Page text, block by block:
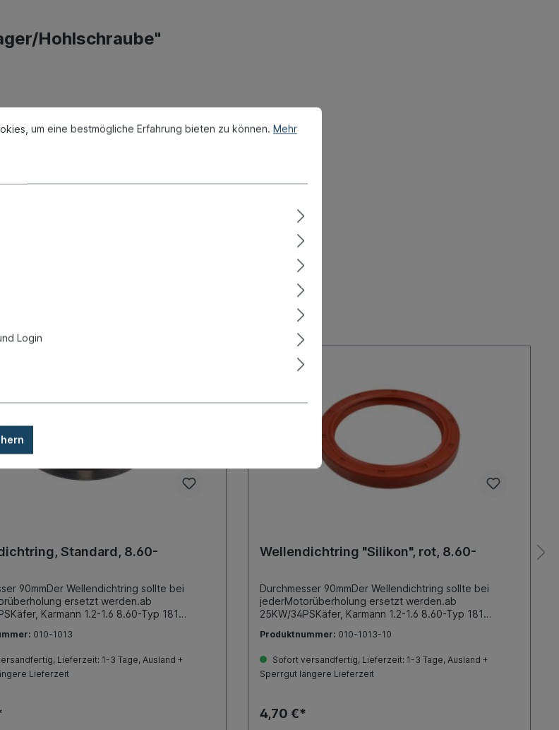
Hohlschraube"
Standard, 8.60-
90mmDer Wellendichtring sollte bei
ersetzt werden.ab
Karmann 1.2-1.6 8.60-Typ 181
ebenfallserneuern (Bestell-Nr.
010-1013
Lieferzeit: 1-3 Tage, Ausland +
Lieferzeit
Wellendichtring "Silikon", rot, 8.60-
Durchmesser 90mmDer Wellendichtring sollte bei
jederMotorüberholung ersetzt werden.ab
25KW/34PSKäfer, Karmann 1.2-1.6 8.60-Typ 181
T1 Brasil 1.5-1.6 .60- .75Bus T2 1.6 8.67- 7.79Bus T3
Dichtung, Schwungrad ebenfallserneuern (Bestell-Nr.
010-1008)
Produktnummer: 010-1013-10
Sofort versandfertig, Lieferzeit: 1-3 Tage, Ausland +
Sperrgut längere Lieferzeit
4,70 €*
um eine bestmögliche Erfahrung bieten zu können. Mehr
Login